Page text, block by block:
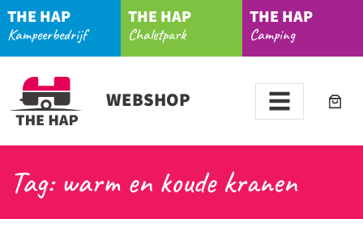
THE HAP
Kampeerbedrijf
THE HAP
Chaletpark
THE HAP
Camping
WEBSHOP
Tag: warm en koude kranen